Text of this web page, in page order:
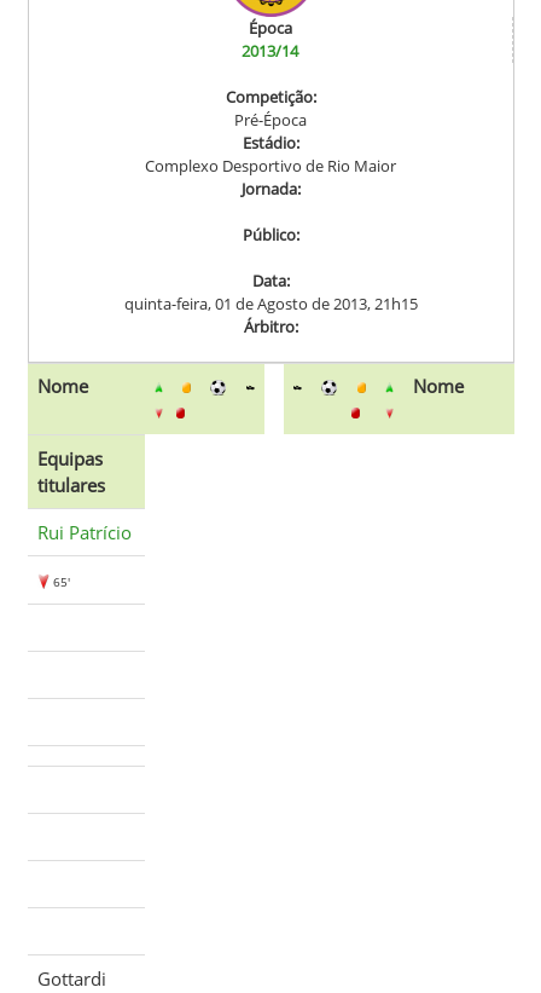
Época
2013/14
Competição:
Pré-Época
Estádio:
Complexo Desportivo de Rio Maior
Jornada:
Público:
Data:
quinta-feira, 01 de Agosto de 2013, 21h15
Árbitro:
Nome Nome
Equipas
titulares
Rui Patrício
65'
Gottardi